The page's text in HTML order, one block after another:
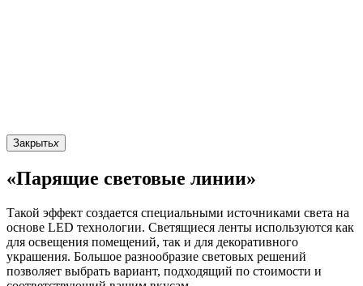
Закрытьx
«Парящие световые линии»
Такой эффект создается специальными источниками света на
основе LED технологии. Светящиеся ленты используются как
для освещения помещений, так и для декоративного
украшения. Большое разнообразие световых решений
позволяет выбрать вариант, подходящий по стоимости и